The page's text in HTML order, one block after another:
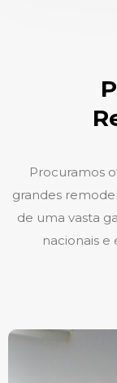
Procuramos
grandes
de uma vasta
nacionais e